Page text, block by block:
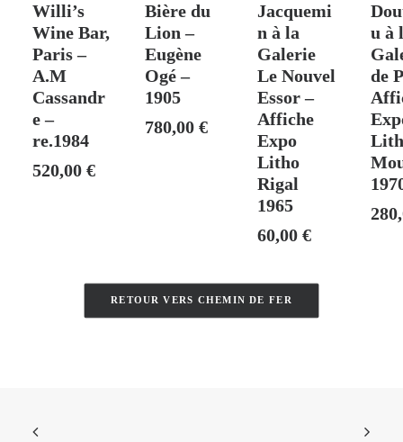
Willi’s
Wine Bar,
Paris –
A.M
Cassandr
e –
re.1984
520,00 €
Bière du
Lion –
Eugène
Ogé –
1905
780,00€
Jacquemi
n à la
Galerie
Le Nouvel
Essor –
Affiche
Expo
Litho
Rigal
1965
60,00€
u à
de
RETOUR VERS CHEMIN DE FER